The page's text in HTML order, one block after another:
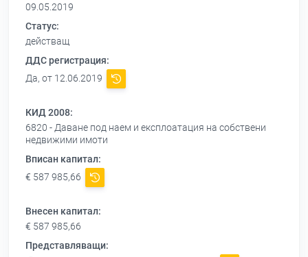
09.05.2019
Статус:
действащ
ДДС регистрация:
Да, от 12.06.2019
КИД 2008:
6820 - Даване под наем и експлоатация на собствени
недвижими имоти
Вписан капитал:
€ 587 985,66
Внесен капитал:
€ 587 985,66
Представляващи: